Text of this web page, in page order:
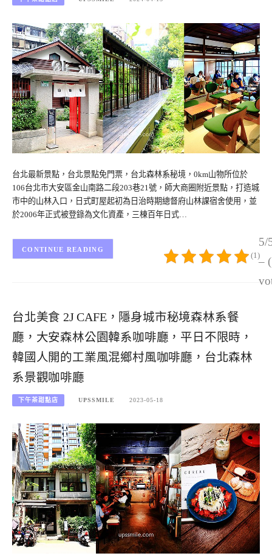
台北最新景點，台北景點免門票，台北森林系秘境，0km山物所位於
106台北市大安區金山南路二段203巷21號，師大商圈附近景點，打造城
市中的山林入口，日式町屋起初為日治時期總督府山林課宿舍使用，並
於2006年正式被登錄為文化資產，三棟百年日式…
5/
–
(1)
CONTINUE READING
台北美食 2J CAFE，隱身城市秘境森林系餐
廳，大安森林公園韓系咖啡廳，平日不限時，
韓國人開的工業風混鄉村風咖啡廳，台北森林
系景觀咖啡廳
下午茶甜點店 UPSSMILE 2023-05-18